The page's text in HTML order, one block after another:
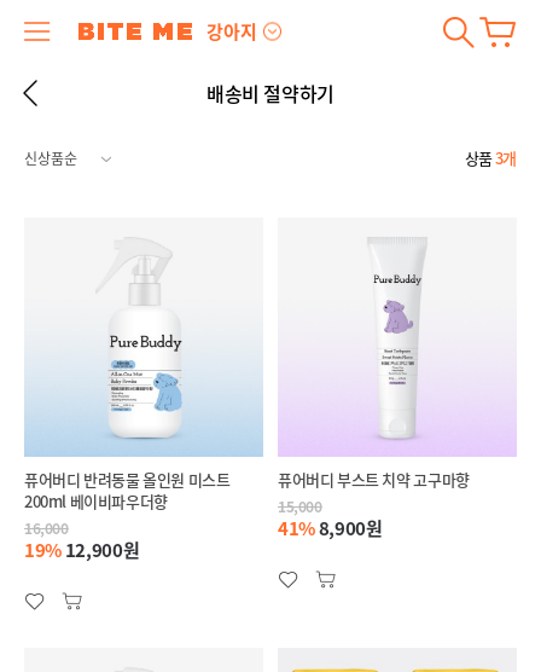
강아지
배송비 절약하기
상품3개
퓨어버디 반려동물 올인원 미스트
200ml 베이비파우더향
16,000
19%12,900원
퓨어버디 부스트 치약 고구마향
15,000
41%8,900원